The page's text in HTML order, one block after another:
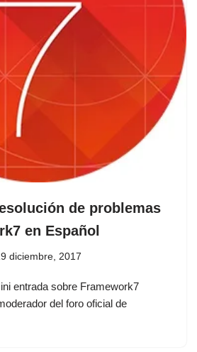
de problemas
en Español
diciembre, 2017
entrada sobre Framework7
del foro oficial de